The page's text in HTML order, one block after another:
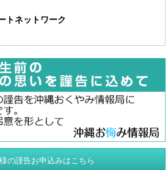
トネットワーク
の謹告お申込みはこちら